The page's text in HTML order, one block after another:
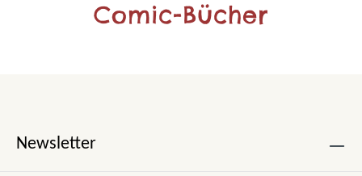
Comic-Bücher
Newsletter